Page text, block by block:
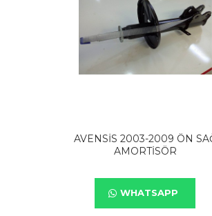
AVENSİS 2003-2009 ÖN
AMORTİSÖR
WHATSAPP